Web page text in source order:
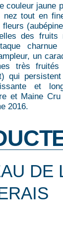
couleur jaune
nez tout en
des fruits
un
très fruités
qui
et
et Maine
2016.
DE